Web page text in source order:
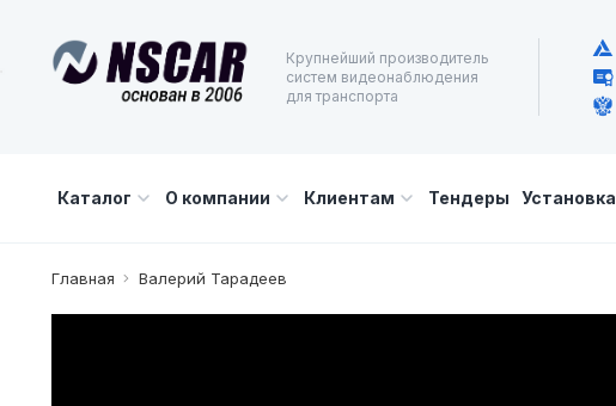
Крупнейший производитель
систем видеонаблюдения
для транспорта
Каталог О компании Клиентам Тендеры Установка
Главная Валерий Тарадеев